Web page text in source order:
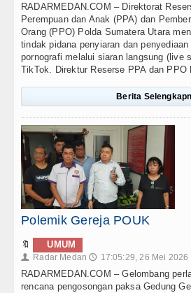
RADARMEDAN.COM – Direktorat
Perempuan dan Anak (PPA) dan
Orang (PPO) Polda Sumatera Utara
tindak pidana penyiaran dan
pornografi melalui siaran langsung (live
TikTok. Direktur Reserse PPA dan
Berita
Polemik Gereja POUK
🔖 UMUM
👤 Radar Medan 🕔 17:05:29, 26 Mei 2026
RADARMEDAN.COM – Gelombang
rencana pengosongan paksa Gedung